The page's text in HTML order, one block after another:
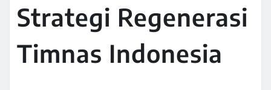
Strategi Regenerasi
Timnas Indonesia